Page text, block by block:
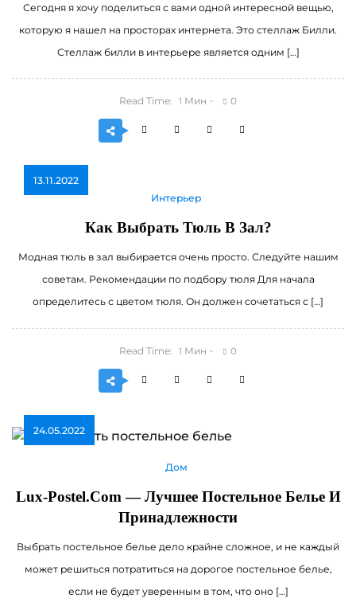
Сегодня я хочу поделиться с вами одной интересной вещью,
которую я нашел на просторах интернета. Это стеллаж Билли.
Стеллаж билли в интерьере является одним […]
Read Time: 1 Мин 0
13.11.2022
Интерьер
Как Выбрать Тюль В Зал?
Модная тюль в зал выбирается очень просто. Следуйте нашим
советам. Рекомендации по подбору тюля Для начала
определитесь с цветом тюля. Он должен сочетаться с […]
Read Time: 1 Мин 0
24.05.2022
Дом
Lux-Postel.com — Лучшее Постельное Белье И
Принадлежности
Выбрать постельное белье дело крайне сложное, и не каждый
может решиться потратиться на дорогое постельное белье,
если не будет уверенным в том, что оно […]